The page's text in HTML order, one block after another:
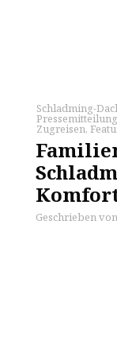
Schladming-
Pressemitteilung
Zugreisen,
Geschrieben